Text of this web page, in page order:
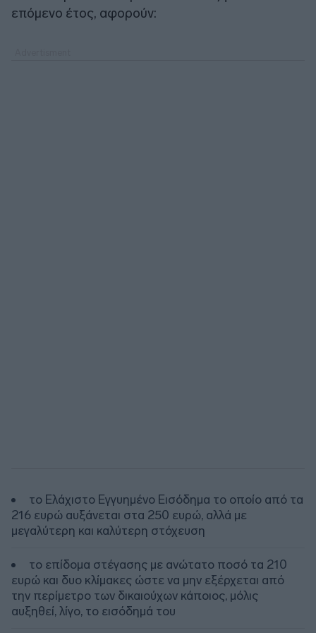
επόμενο έτος, αφορούν:
το Ελάχιστο Εγγυημένο Εισόδημα το οποίο από τα
216 ευρώ αυξάνεται στα 250 ευρώ, αλλά με
μεγαλύτερη και καλύτερη στόχευση
το επίδομα στέγασης με ανώτατο ποσό τα 210
ευρώ και δυο κλίμακες ώστε να μην εξέρχεται από
την περίμετρο των δικαιούχων κάποιος, μόλις
αυξηθεί, λίγο, το εισόδημά του